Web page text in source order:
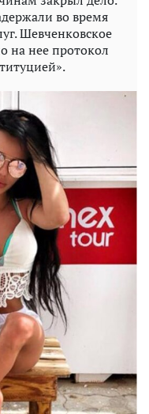
во время
Шевченковское
на нее протокол